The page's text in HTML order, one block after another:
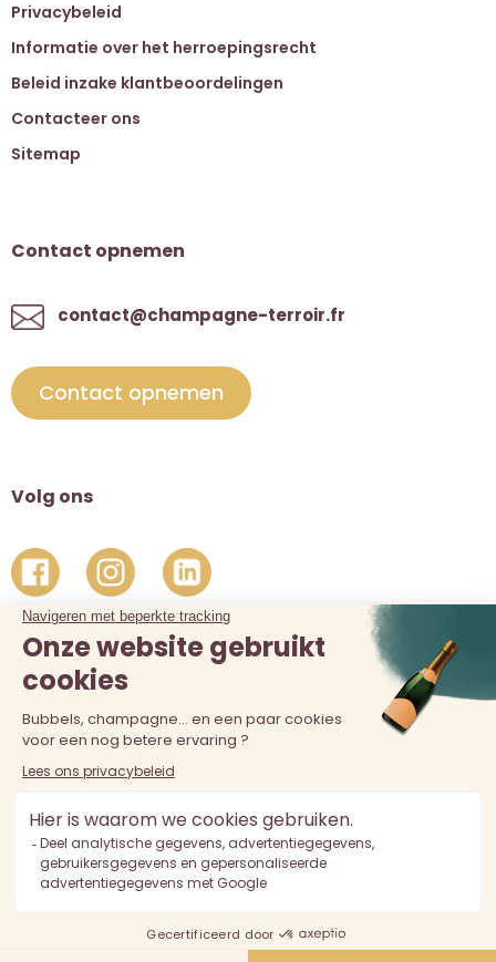
Privacybeleid
Informatie over het herroepingsrecht
Beleid inzake klantbeoordelingen
Contacteer ons
Sitemap
Contact opnemen
contact@champagne-terroir.fr
Contact opnemen
Volg ons
De verkoop van alcohol aan personen jonger dan 18 jaar is
verboden. Alcoholmisbruik is schadelijk voor de gezondheid.